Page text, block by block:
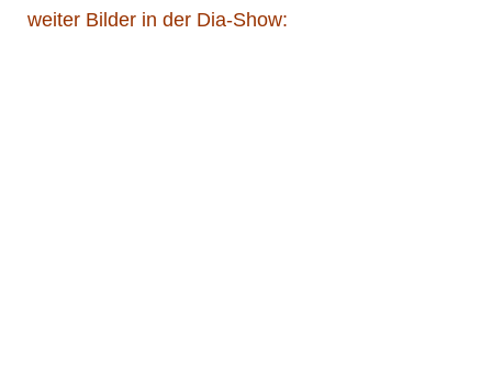
weiter Bilder in der Dia-Show: